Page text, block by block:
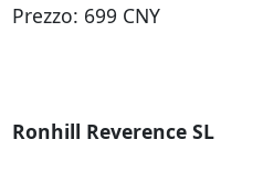
Prezzo: 699 CNY
Ronhill Reverence SL